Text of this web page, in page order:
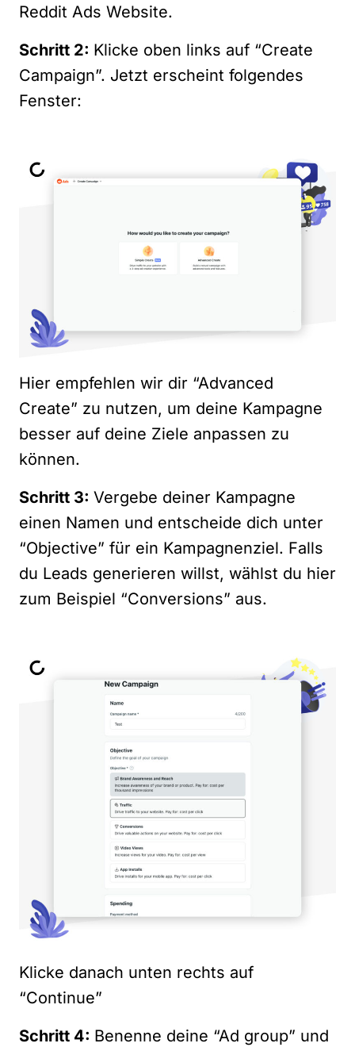
Reddit Ads Website.
Schritt 2: Klicke oben links auf “Create
Campaign”. Jetzt erscheint folgendes
Fenster:
Hier empfehlen wir dir “Advanced
Create” zu nutzen, um deine Kampagne
besser auf deine Ziele anpassen zu
können.
Schritt 3: Vergebe deiner Kampagne
einen Namen und entscheide dich unter
“Objective” für ein Kampagnenziel. Falls
du Leads generieren willst, wählst du hier
zum Beispiel “Conversions” aus.
Klicke danach unten rechts auf
“Continue”
Schritt 4: Benenne deine “Ad group” und